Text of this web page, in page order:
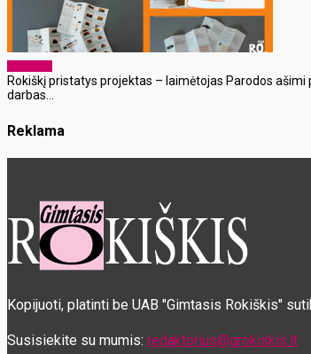
Rokiškį pristatys projektas – laimėtojas Parodos
darbas...
Reklama
Kopijuoti, platinti be UAB "Gimtasis Rokiškis"
Susisiekite su mumis: redaktorius@grokiskis.lt